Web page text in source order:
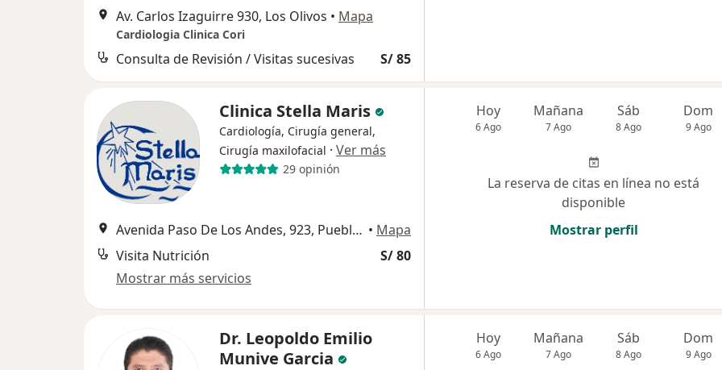
Av. Carlos Izaguirre 930, Los Olivos • Mapa
Cardiologia Clinica Cori
Consulta de Revisión / Visitas sucesivas S/ 85
Clinica Stella Maris
Cardiología, Cirugía general,
Cirugía maxilofacial · Ver más
29 opinión
Avenida Paso De Los Andes, 923, Pueblo Libre • Mapa
Visita Nutrición
S/ 80
Mostrar más servicios
Hoy
6 Ago
Mañana
7 Ago
Sáb
8 Ago
Dom
9 Ago
La reserva de citas en línea no está
disponible
Mostrar perfil
Dr. Leopoldo Emilio
Munive Garcia
Hoy
6 Ago
Mañana
7 Ago
Sáb
8 Ago
Dom
9 Ago